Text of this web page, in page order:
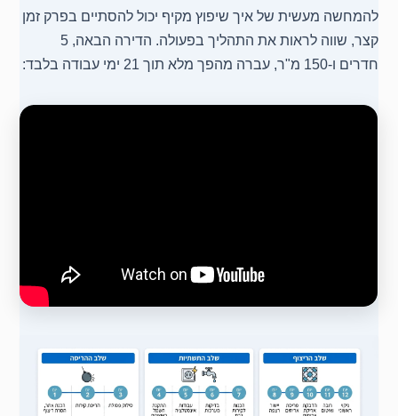
להמחשה מעשית של איך שיפוץ מקיף יכול להסתיים בפרק זמן
קצר, שווה לראות את התהליך בפעולה. הדירה הבאה, 5
חדרים ו-150 מ"ר, עברה מהפך מלא תוך 21 ימי עבודה בלבד: